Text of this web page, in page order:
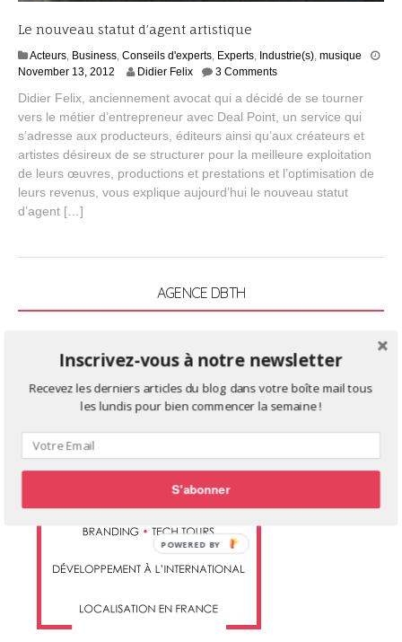
Le nouveau statut d’agent artistique
Acteurs Business Conseils d'experts Experts Industrie(s) musique
November 13, 2012
p
t
e
m
e
r
Didier Felix 3 Comments
Didier Felix, anciennement avocat qui a décidé de se tourner
vers le métier d’entrepreneur avec Deal Point, un service qui
s’adresse aux producteurs, éditeurs ainsi qu’aux créateurs et
artistes désireux de se structurer pour la meilleure exploitation
de leurs œuvres, productions et prestations et l’optimisation de
leurs revenus, vous explique aujourd’hui le nouveau statut
d’agent […]
AGENCE DBTH
Inscrivez-vous à notre newsletter
Recevez les derniers articles du blog dans votre boîte mail tous
les lundis pour bien commencer la semaine !
S'abonner
POWERED BY